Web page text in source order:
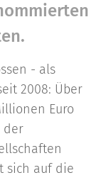
- als
2008: Über
Euro
der
sich auf die